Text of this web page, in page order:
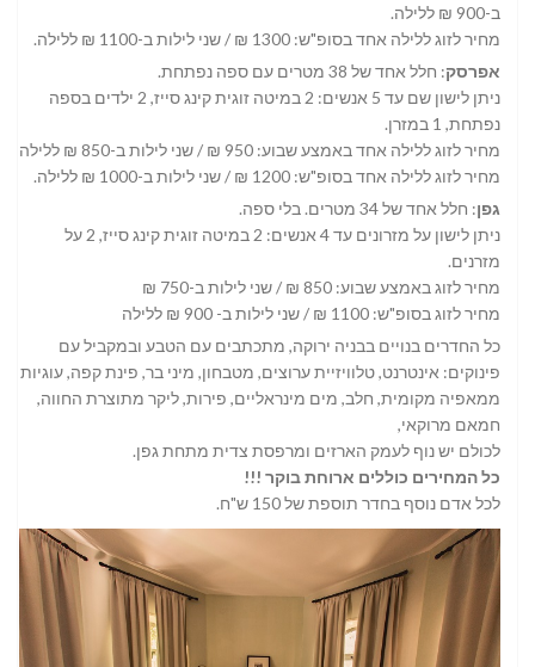
ב-900 ₪ ללילה.
מחיר לזוג ללילה אחד בסופ"ש: 1300 ₪ / שני לילות ב-1100 ₪ ללילה.
אפרסק: חלל אחד של 38 מטרים עם ספה נפתחת.
ניתן לישון שם עד 5 אנשים: 2 במיטה זוגית קינג סייז, 2 ילדים בספה
נפתחת, 1 במזרן.
מחיר לזוג ללילה אחד באמצע שבוע: 950 ₪ / שני לילות ב-850 ₪ ללילה.
מחיר לזוג ללילה אחד בסופ"ש: 1200 ₪ / שני לילות ב-1000 ₪ ללילה.
גפן: חלל אחד של 34 מטרים. בלי ספה.
ניתן לישון על מזרונים עד 4 אנשים: 2 במיטה זוגית קינג סייז, 2 על
מזרנים.
מחיר לזוג באמצע שבוע: 850 ₪ / שני לילות ב-750 ₪
מחיר לזוג בסופ"ש: 1100 ₪ / שני לילות ב- 900 ₪ ללילה
כל החדרים בנויים בבניה ירוקה, מתכתבים עם הטבע ובמקביל עם
פינוקים: אינטרנט, טלוויזיית ערוצים, מטבחון, מיני בר, פינת קפה, עוגיות
ממאפיה מקומית, חלב, מים מינראליים, פירות, ליקר מתוצרת החווה,
חמאם מרוקאי,
לכולם יש נוף לעמק הארזים ומרפסת צדית מתחת גפן.
כל המחירים כוללים ארוחת בוקר !!!
לכל אדם נוסף בחדר תוספת של 150 ש"ח.